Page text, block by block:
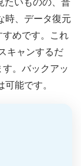
時、データ復元
めです。これ
キャンするだ
。バックアッ
能です。